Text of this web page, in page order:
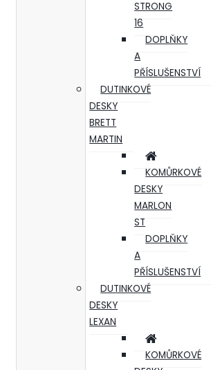
STRONG
16
DOPLŇKY
A
PŘÍSLUŠENSTVÍ
DUTINKOVÉ
DESKY
BRETT
MARTIN
KOMŮRKOVÉ
DESKY
MARLON
ST
DOPLŇKY
A
PŘÍSLUŠENSTVÍ
DUTINKOVÉ
DESKY
LEXAN
KOMŮRKOVÉ